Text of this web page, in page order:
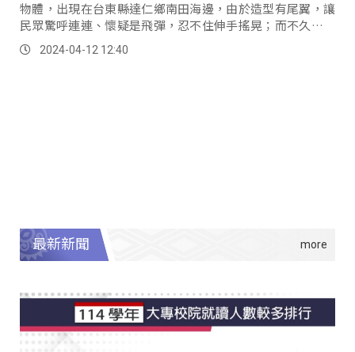
物體，出現在台東縣達仁鄉南田海邊，由於造型有尾翼，讓
民眾驚呼連連、懷疑是飛彈，忍不住伸手搖晃；而不久後，
軍方就到場進行回收作業。
2024-04-12 12:40
最新新聞